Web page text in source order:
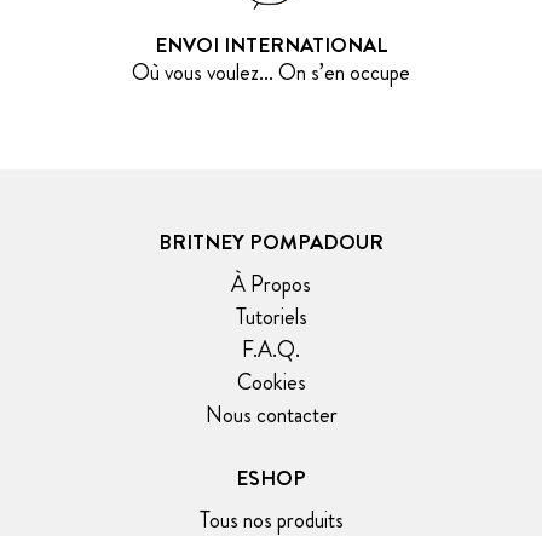
ENVOI INTERNATIONAL
Où vous voulez... On s’en occupe
BRITNEY POMPADOUR
À Propos
Tutoriels
F.A.Q.
Cookies
Nous contacter
ESHOP
Tous nos produits